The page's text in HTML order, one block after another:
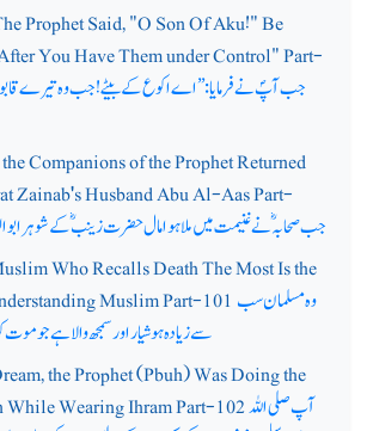
Prophet Said, "O Son Of Aku!" Be
You Have Them under Control" Part-
جب آپؐ نے فرمایا: ’’اے اکوع کے بیٹے! جب وہ تیرے قابو
Companions of the Prophet Returned
Zainab's Husband Abu Al-Aas Part-
جب صحابہؓ نے غنیمت میں ملا ہوا مال حضرت زینبؓ کے شوہر ابو
Who Recalls Death The Most Is the
Muslim Part-101 وہ مسلمان سب
سے زیادہ ہوشیار اور سمجھ والا ہے جو
the Prophet (Pbuh) Was Doing the
While Wearing Ihram Part-102آپ صلی اللہ